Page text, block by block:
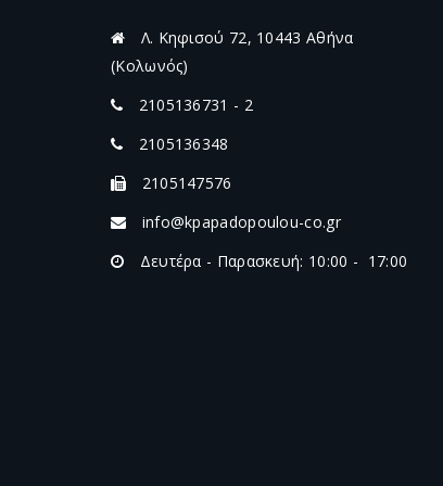
Λ. Κηφισού 72, 10443 Αθήνα
(Κολωνός)
2105136731 - 2
2105136348
2105147576
info@kpapadopoulou-co.gr
Δευτέρα - Παρασκευή: 10:00 - 17:00